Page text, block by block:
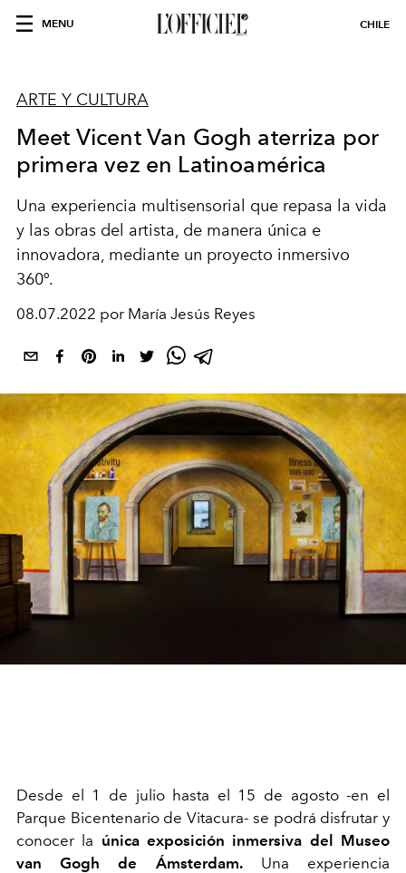
MENU CHILE
ARTE Y CULTURA
Meet Vicent Van Gogh aterriza por
primera vez en Latinoamérica
Una experiencia multisensorial que repasa la vida
y las obras del artista, de manera única e
innovadora, mediante un proyecto inmersivo
360º.
08.07.2022 por María Jesús Reyes
Desde el 1 de julio hasta el 15 de agosto -en el
Parque Bicentenario deVitacura- se podrá disfrutar y
conocer la única exposición inmersiva del Museo
van Gogh de Ámsterdam.Una experiencia